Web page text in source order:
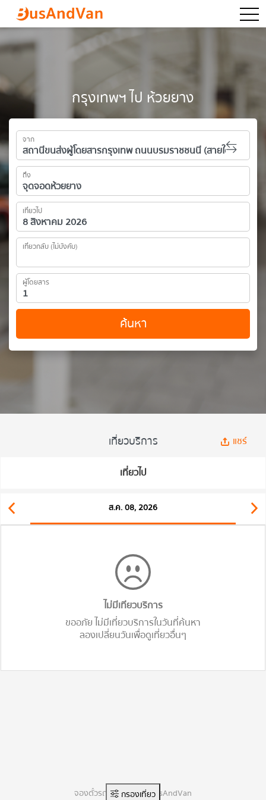
กรุงเทพฯ ไป ห้วยยาง
จาก
ถึง
เที่ยวไป
เที่ยวกลับ (ไม่บังคับ)
ผู้โดยสาร
ค้นหา
เที่ยวบริการ แชร์
เที่ยวไป
ส.ค. 08, 2026
ไม่มีเทียวบริการ
ขออภัย ไม่มีเที่ยวบริการในวันที่ค้นหา
ลองเปลี่ยนวันเพื่อดูเที่ยวอื่นๆ
กรองเที่ยว
จองตั๋วรถทัวร์ออนไลน์ BusAndVan